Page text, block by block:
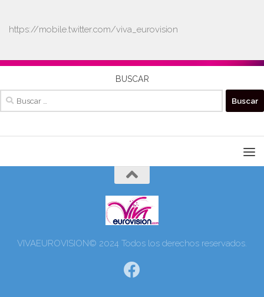
https://mobile.twitter.com/viva_eurovision
BUSCAR
VIVAEUROVISION© 2024 Todos los derechos reservados.